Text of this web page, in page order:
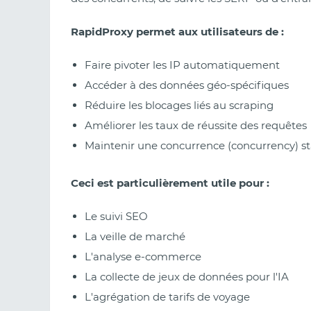
RapidProxy permet aux utilisateurs de :
Faire pivoter les IP automatiquement
Accéder à des données géo-spécifiques
Réduire les blocages liés au scraping
Améliorer les taux de réussite des requêtes
Maintenir une concurrence (concurrency)
Ceci est particulièrement utile pour :
Le suivi SEO
La veille de marché
L'analyse e-commerce
La collecte de jeux de données pour l'IA
L'agrégation de tarifs de voyage